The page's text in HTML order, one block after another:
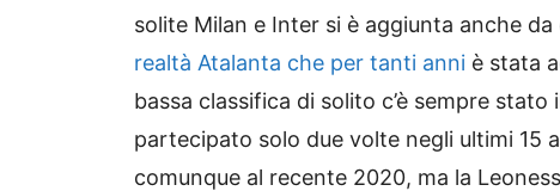
solite Milan e Inter si è aggiunta anche da
realtà Atalanta che per tanti anni è stata
bassa classifica di solito c’è sempre stato
partecipato solo due volte negli ultimi 15
comunque al recente 2020, ma la